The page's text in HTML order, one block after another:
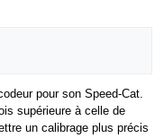
pour son Speed-Cat.
supérieure à celle de
un calibrage plus précis